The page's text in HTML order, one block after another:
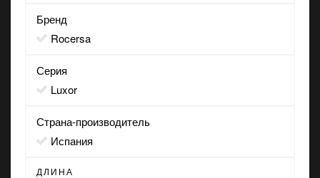
Бренд
Rocersa
Серия
Luxor
Страна-производитель
Испания
ДЛИНА